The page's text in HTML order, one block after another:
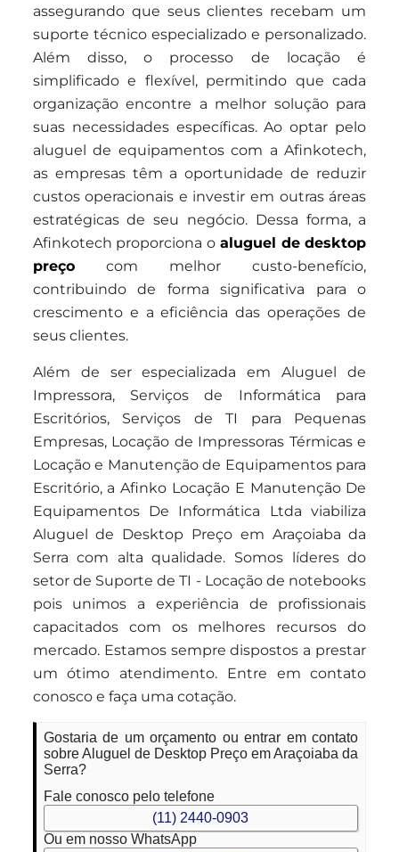
assegurando que seus clientes recebam um
suporte técnico especializado e personalizado.
Além disso, o processo de locação é
simplificado e flexível, permitindo que cada
organização encontre a melhor solução para
suas necessidades específicas. Ao optar pelo
aluguel de equipamentos com a Afinkotech,
as empresas têm a oportunidade de reduzir
custos operacionais e investir em outras áreas
estratégicas de seu negócio. Dessa forma, a
Afinkotech proporciona o aluguel de desktop
preçocom melhor custo-benefício,
contribuindo de forma significativa para o
crescimento e a eficiência das operações de
seus clientes.
Além de ser especializada em Aluguel de
Impressora, Serviços de Informática para
Escritórios, Serviços de TI para Pequenas
Empresas, Locação de Impressoras Térmicas e
Locação e Manutenção de Equipamentos para
Escritório, a Afinko Locação E Manutenção De
Equipamentos De Informática Ltda viabiliza
Aluguel de Desktop Preço em Araçoiaba da
Serra com alta qualidade. Somos líderes do
setor de Suporte de TI - Locação de notebooks
pois unimos a experiência de profissionais
capacitados com os melhores recursos do
mercado. Estamos sempre dispostos a prestar
um ótimo atendimento. Entre em contato
conosco e faça uma cotação.
Gostaria de um orçamento ou entrar em contato
sobre Aluguel de Desktop Preço em Araçoiaba da
Serra?
Fale conosco pelo telefone
(11) 2440-0903
Ou em nosso WhatsApp